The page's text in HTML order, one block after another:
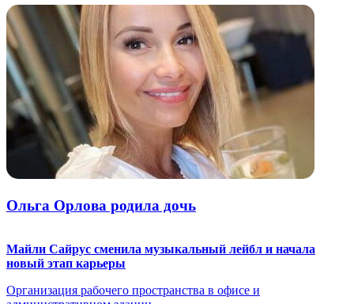
Ольга Орлова родила дочь
Майли Сайрус сменила музыкальный лейбл и начала
новый этап карьеры
Организация рабочего пространства в офисе и